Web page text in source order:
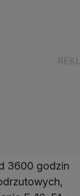
3600 godzin